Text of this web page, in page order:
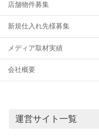
店舗物件募集
新規仕入れ先様募集
メディア取材実績
会社概要
運営サイト一覧